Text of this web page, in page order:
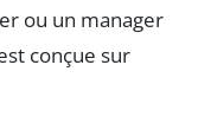
ou un manager
conçue sur